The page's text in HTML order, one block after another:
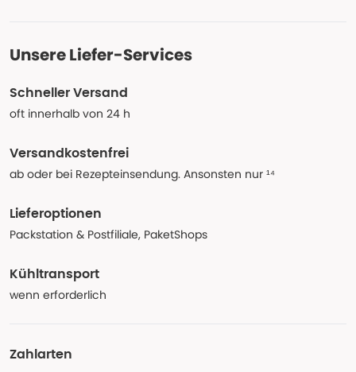
Unsere Liefer-Services
Schneller Versand
oft innerhalb von 24 h
Versandkostenfrei
ab oder bei Rezepteinsendung. Ansonsten nur ¹⁴
Lieferoptionen
Packstation & Postfiliale, PaketShops
Kühltransport
wenn erforderlich
Zahlarten